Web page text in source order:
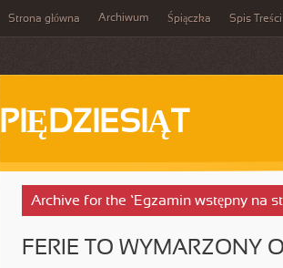
Strona główna Archiwum Śpiączka Spis Treści
PIĘDZIESIĄT
Archive for the ‘Egzamin wstępny na
FERIE TO WYMARZONY